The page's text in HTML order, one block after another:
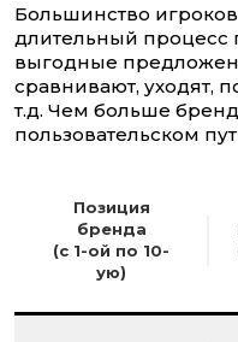
Большинство
длительный процесс
выгодные
сравнивают, уходят,
т.д. Чем больше
пользовательском
Позиция
бренда
(с 1-ой по 10-
ую)